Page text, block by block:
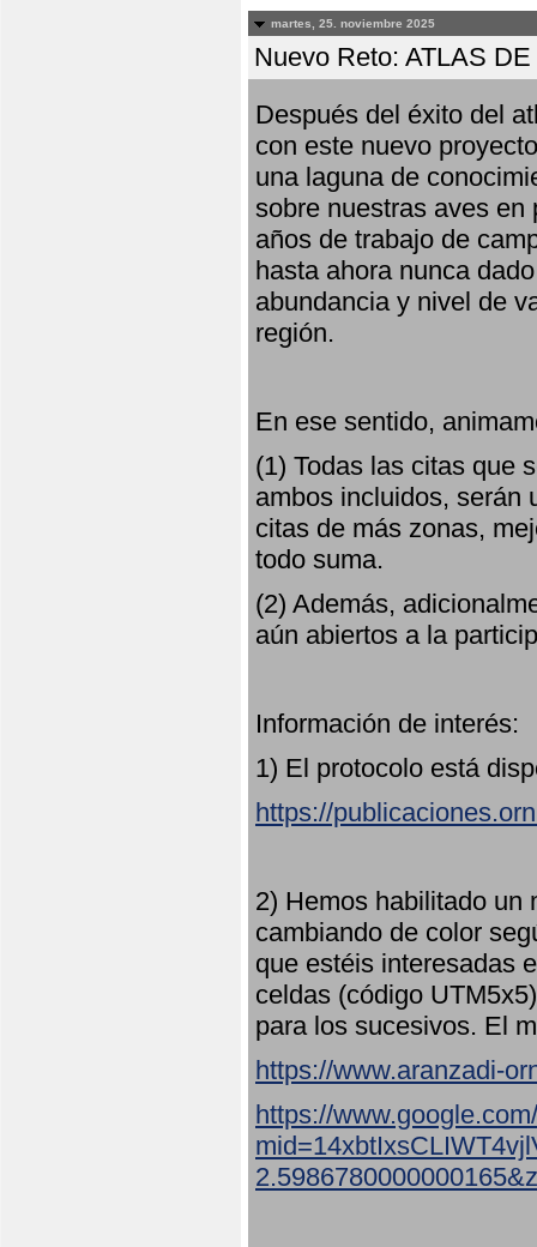
martes, 25. noviembre 2025
Nuevo Reto: ATLAS
Después del éxito del
con este nuevo
una laguna de
sobre nuestras aves en
años de trabajo de
hasta ahora nunca
abundancia y nivel de
región.
En ese sentido,
(1) Todas las citas que
ambos incluidos, serán
citas de más zonas,
todo suma.
(2) Además,
aún abiertos a la
Información de interés:
1) El protocolo está
https://
2) Hemos habilitado un
cambiando de color
que estéis interesadas
celdas (código
para los sucesivos. El
https://www.aranzadi-
https://